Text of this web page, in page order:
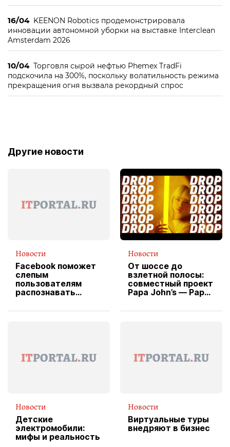
16/04 KEENON Robotics продемонстрировала
инновации автономной уборки на выставке Interclean
Amsterdam 2026
10/04 Торговля сырой нефтью Phemex TradFi
подскочила на 300%, поскольку волатильность режима
прекращения огня вызвала рекордный спрос
Другие новости
Новости
Facebook поможет
слепым
пользователям
распознавать
Новости
От шоссе до
взлетной полосы:
совместный проект
Papa John’s — Papa
вводит
Новости
Детские
электромобили:
мифы и реальность
Новости
Виртуальные туры
внедряют в бизнес